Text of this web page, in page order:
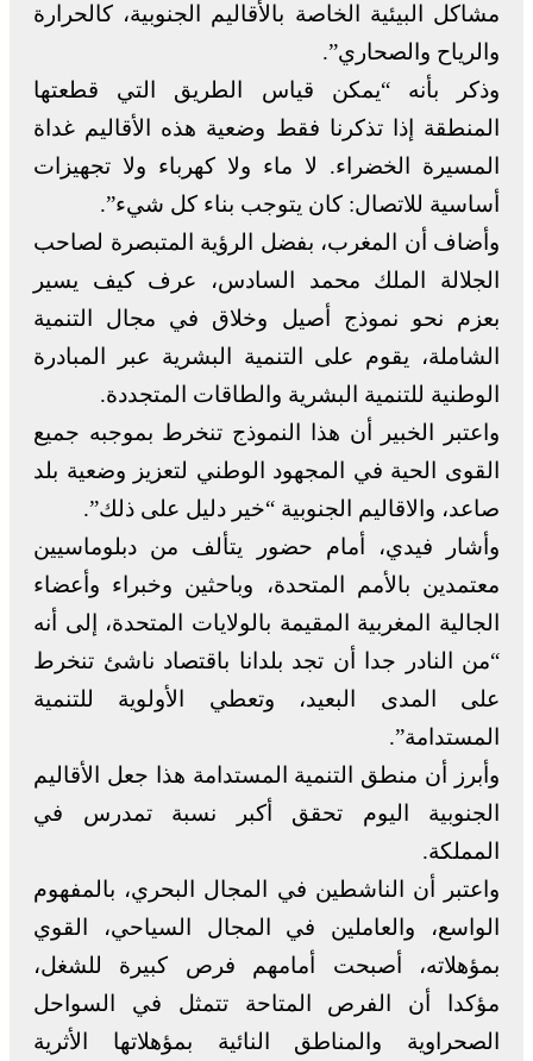
مشاكل البيئية الخاصة بالأقاليم الجنوبية، كالحرارة
والرياح والصحاري”.
وذكر بأنه “يمكن قياس الطريق التي قطعتها
المنطقة إذا تذكرنا فقط وضعية هذه الأقاليم غداة
المسيرة الخضراء. لا ماء ولا كهرباء ولا تجهيزات
أساسية للاتصال: كان يتوجب بناء كل شيء”.
وأضاف أن المغرب، بفضل الرؤية المتبصرة لصاحب
الجلالة الملك محمد السادس، عرف كيف يسير
بعزم نحو نموذج أصيل وخلاق في مجال التنمية
الشاملة، يقوم على التنمية البشرية عبر المبادرة
الوطنية للتنمية البشرية والطاقات المتجددة.
واعتبر الخبير أن هذا النموذج تنخرط بموجبه جميع
القوى الحية في المجهود الوطني لتعزيز وضعية بلد
صاعد، والاقاليم الجنوبية “خير دليل على ذلك”.
وأشار فيدي، أمام حضور يتألف من دبلوماسيين
معتمدين بالأمم المتحدة، وباحثين وخبراء وأعضاء
الجالية المغربية المقيمة بالولايات المتحدة، إلى أنه
“من النادر جدا أن تجد بلدانا باقتصاد ناشئ تنخرط
على المدى البعيد، وتعطي الأولوية للتنمية
المستدامة”.
وأبرز أن منطق التنمية المستدامة هذا جعل الأقاليم
الجنوبية اليوم تحقق أكبر نسبة تمدرس في
المملكة.
واعتبر أن الناشطين في المجال البحري، بالمفهوم
الواسع، والعاملين في المجال السياحي، القوي
بمؤهلاته، أصبحت أمامهم فرص كبيرة للشغل،
مؤكدا أن الفرص المتاحة تتمثل في السواحل
الصحراوية والمناطق النائية بمؤهلاتها الأثرية